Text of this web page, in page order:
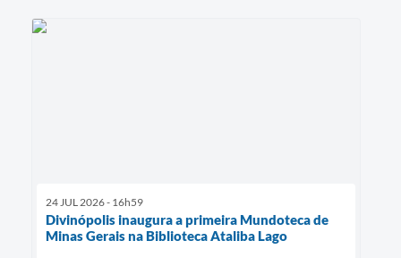
24 JUL 2026 - 16h59
Divinópolis inaugura a primeira Mundoteca de
Minas Gerais na Biblioteca Ataliba Lago